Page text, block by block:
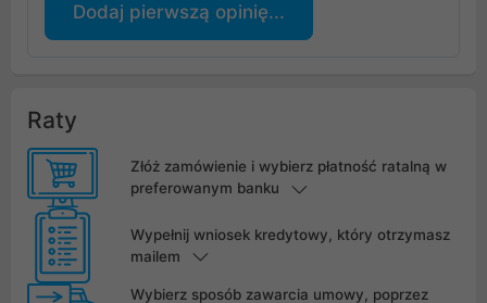
Dodaj pierwszą opinię...
Raty
Złóż zamówienie i wybierz płatność ratalną w
preferowanym banku
Wypełnij wniosek kredytowy, który otrzymasz
mailem
Wybierz sposób zawarcia umowy, poprzez